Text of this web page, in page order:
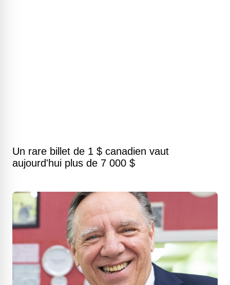
Un rare billet de 1 $ canadien vaut
aujourd'hui plus de 7 000 $